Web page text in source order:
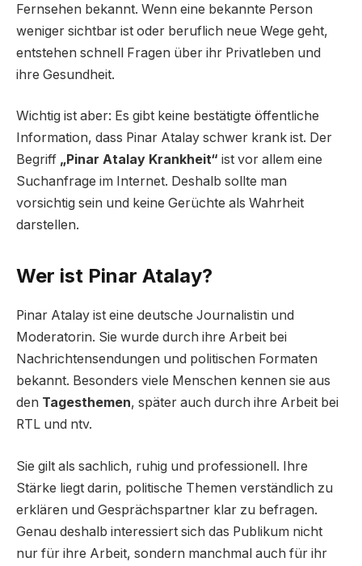
Fernsehen bekannt. Wenn eine bekannte Person
weniger sichtbar ist oder beruflich neue Wege geht,
entstehen schnell Fragen über ihr Privatleben und
ihre Gesundheit.
Wichtig ist aber: Es gibt keine bestätigte öffentliche
Information, dass Pinar Atalay schwer krank ist. Der
Begriff „Pinar Atalay Krankheit“ ist vor allem eine
Suchanfrage im Internet. Deshalb sollte man
vorsichtig sein und keine Gerüchte als Wahrheit
darstellen.
Wer ist Pinar Atalay?
Pinar Atalay ist eine deutsche Journalistin und
Moderatorin. Sie wurde durch ihre Arbeit bei
Nachrichtensendungen und politischen Formaten
bekannt. Besonders viele Menschen kennen sie aus
den Tagesthemen, später auch durch ihre Arbeit bei
RTL und ntv.
Sie gilt als sachlich, ruhig und professionell. Ihre
Stärke liegt darin, politische Themen verständlich zu
erklären und Gesprächspartner klar zu befragen.
Genau deshalb interessiert sich das Publikum nicht
nur für ihre Arbeit, sondern manchmal auch für ihr